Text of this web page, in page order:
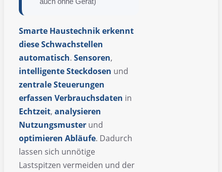
Smarte Haustechnik erkennt
diese Schwachstellen
automatisch. Sensoren,
intelligenteSteckdosen und
zentraleSteuerungen
erfassen Verbrauchsdaten in
Echtzeit, analysieren
Nutzungsmuster und
optimieren Abläufe. Dadurch
lassen sich unnötige
Lastspitzen vermeiden und der